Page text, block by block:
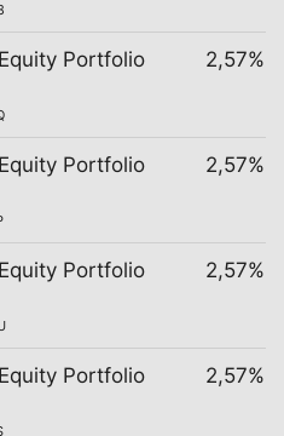
Portfolio
2,57%
Portfolio
2,57%
Portfolio
2,57%
Portfolio
2,57%